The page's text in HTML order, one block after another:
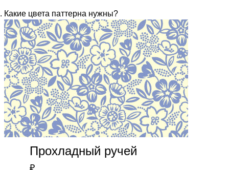
Какие цвета паттерна нужны?
Прохладный ручей